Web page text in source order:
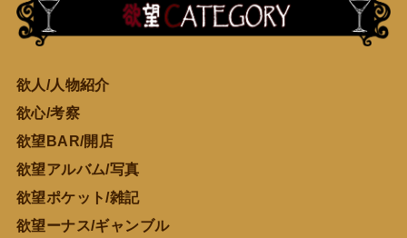
欲人/人物紹介
欲心/考察
欲望BAR/開店
欲望アルバム/写真
欲望ポケット/雑記
欲望ーナス/ギャンブル